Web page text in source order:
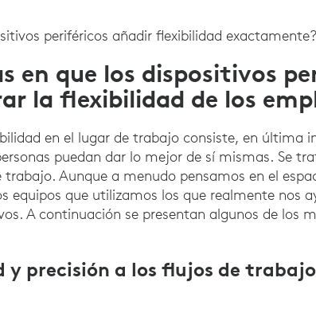
periféricos añadir flexibilidad
en que los dispositivos
la flexibilidad de los
en el lugar de trabajo consiste, en última
puedan dar lo mejor de sí mismas. Se
trabajo. Aunque a menudo pensamos en el
equipos que utilizamos los que realmente nos
A continuación se presentan algunos de los
precisión a los flujos de